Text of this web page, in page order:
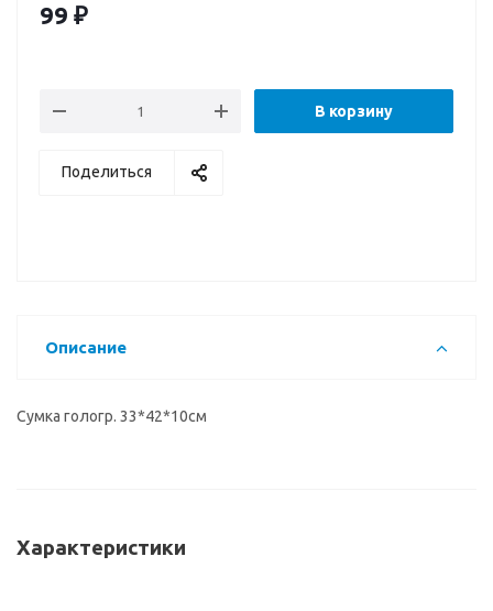
99 ₽
В корзину
Поделиться
Описание
Сумка гологр. 33*42*10см
Характеристики